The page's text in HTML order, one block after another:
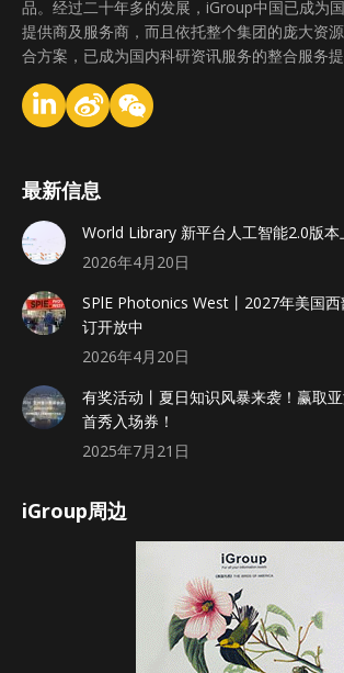
品。经过二十年多的发展，iGroup中国已成为
提供商及服务商，而且依托整个集团的庞大资
合方案，已成为国内科研资讯服务的整合服务提
最新信息
World Library 新平台人工智能2.0版本
2026年4月20日
SPlE Photonics West丨2027年美国
订开放中
2026年4月20日
有奖活动丨夏日知识风暴来袭！赢取
首秀入场券！
2025年7月21日
iGroup周边